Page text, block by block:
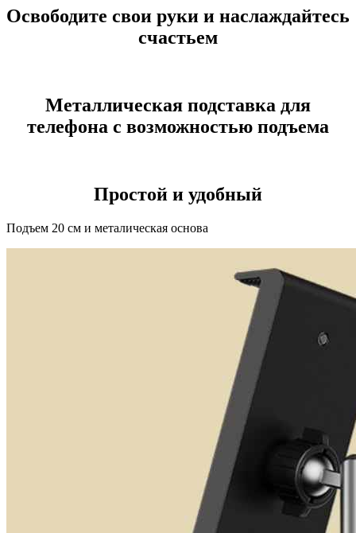
Освободите свои руки и наслаждайтесь
счастьем
Металлическая подставка для
телефона с возможностью подъема
Простой и удобный
Подъем 20 см и металическая основа